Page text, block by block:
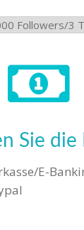
Sie die
E-